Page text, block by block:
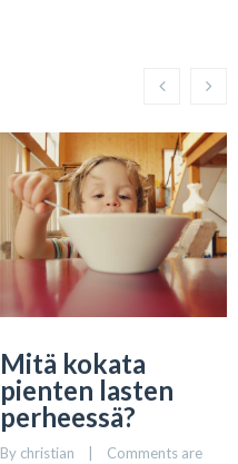
Mitä kokata
pienten lasten
perheessä?
By christian
Comments are